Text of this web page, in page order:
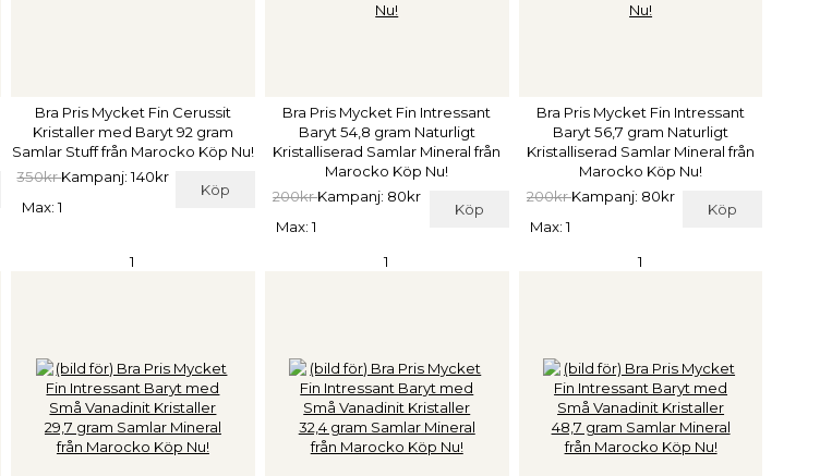
Bra Pris Mycket Fin Cerussit
Kristaller med Baryt 92 gram
Samlar Stuff från Marocko Köp Nu!
350krKampanj: 140kr
Köp
Max: 1
Bra Pris Mycket Fin Intressant
Baryt 54,8 gram Naturligt
Kristalliserad Samlar Mineral från
Marocko Köp Nu!
200krKampanj: 80kr
Köp
Max: 1
Bra Pris Mycket Fin Intressant
Baryt 56,7 gram Naturligt
Kristalliserad Samlar Mineral från
Marocko Köp Nu!
200krKampanj: 80kr
Köp
Max: 1
1 1 1